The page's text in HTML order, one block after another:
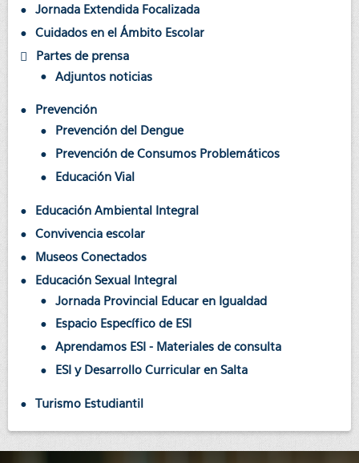
Jornada Extendida Focalizada
Cuidados en el Ámbito Escolar
Partes de prensa
Adjuntos noticias
Prevención
Prevención del Dengue
Prevención de Consumos Problemáticos
Educación Vial
Educación Ambiental Integral
Convivencia escolar
Museos Conectados
Educación Sexual Integral
Jornada Provincial Educar en Igualdad
Espacio Específico de ESI
Aprendamos ESI - Materiales de consulta
ESI y Desarrollo Curricular en Salta
Turismo Estudiantil